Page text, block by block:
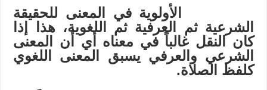
الأولوية في المعنى للحقيقة
الشرعية ثم العرفية ثم اللغوية، هذا إذا
كان النقل غالباً في معناه أي أن المعنى
الشرعي والعرفي يسبق المعنى اللغوي
كلفظ الصلاة.